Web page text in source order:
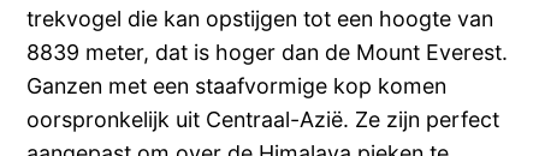
trekvogel die kan opstijgen tot een hoogte van
8839 meter, dat is hoger dan de Mount Everest.
Ganzen met een staafvormige kop komen
oorspronkelijk uit Centraal-Azië. Ze zijn perfect